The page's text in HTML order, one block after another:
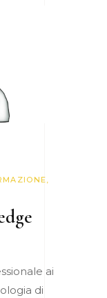
,
ai
di